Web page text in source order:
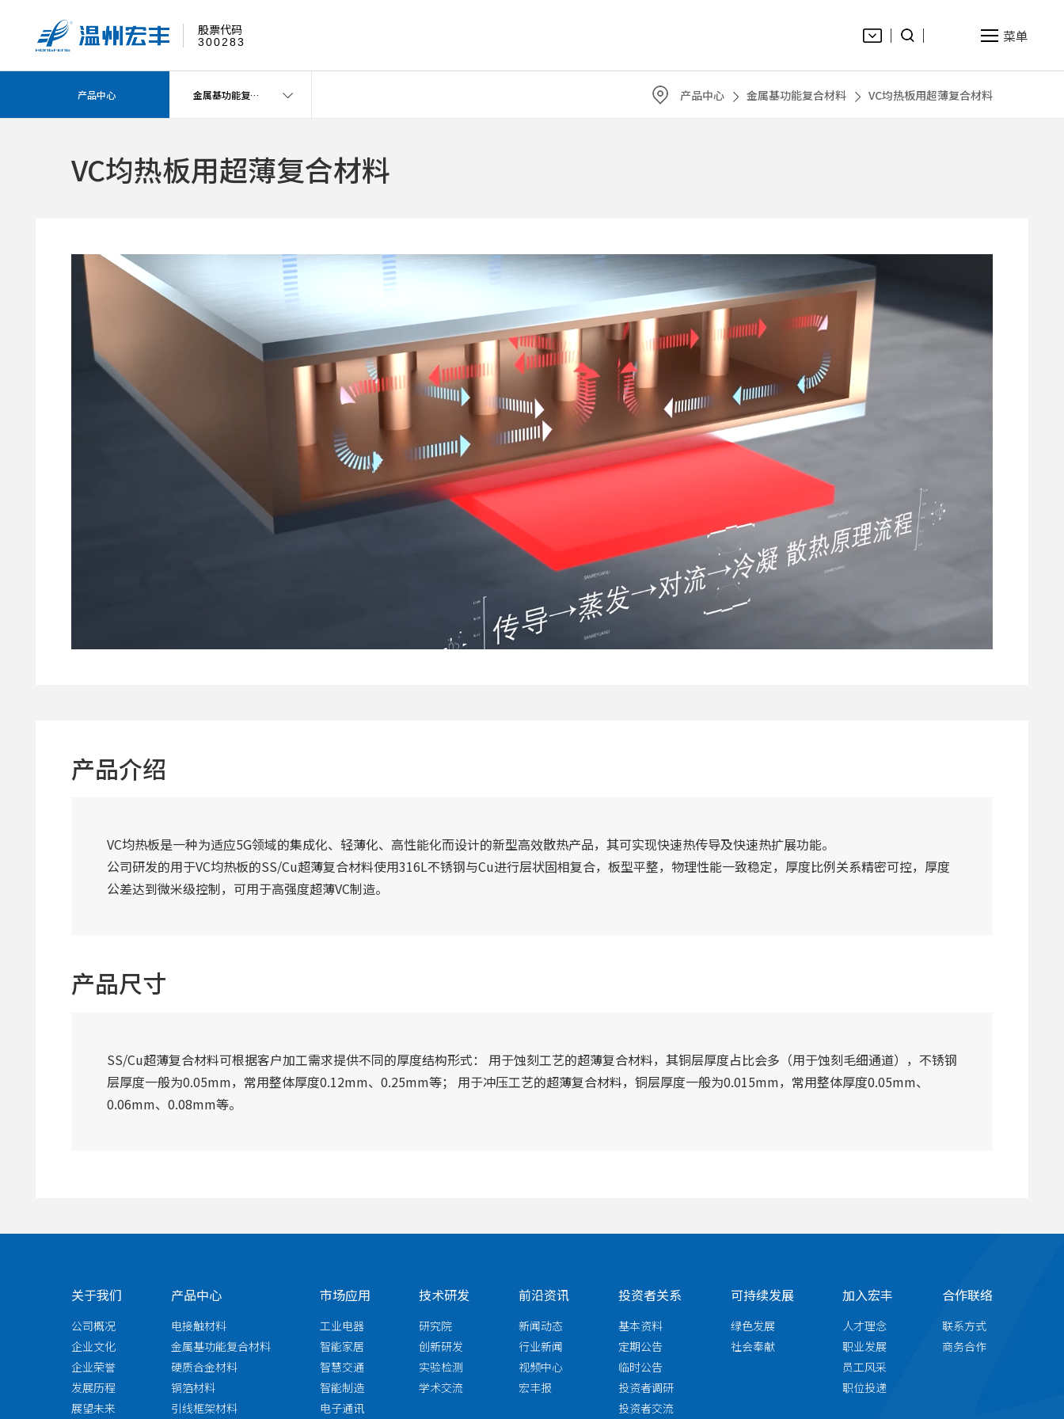
股票代码
300283 菜单
产品中心 金属基功能复合材料 产品中心 金属基功能复合材料 VC均热板用超薄复合材料
VC均热板用超薄复合材料
产品介绍
VC均热板是一种为适应5G领域的集成化、轻薄化、高性能化而设计的新型高效散热产品，其可实现快速热传导及快速热扩展功能。
公司研发的用于VC均热板的SS/Cu超薄复合材料使用316L不锈钢与Cu进行层状固相复合，板型平整，物理性能一致稳定，厚度比例关系精密可控，厚度
公差达到微米级控制，可用于高强度超薄VC制造。
产品尺寸
SS/Cu超薄复合材料可根据客户加工需求提供不同的厚度结构形式： 用于蚀刻工艺的超薄复合材料，其铜层厚度占比会多（用于蚀刻毛细通道），不锈钢
层厚度一般为0.05mm，常用整体厚度0.12mm、0.25mm等； 用于冲压工艺的超薄复合材料，铜层厚度一般为0.015mm，常用整体厚度0.05mm、
0.06mm、0.08mm等。
关于我们
公司概况
企业文化
企业荣誉
发展历程
展望未来
产品中心
电接触材料
金属基功能复合材料
硬质合金材料
铜箔材料
引线框架材料
市场应用
工业电器
智能家居
智慧交通
智能制造
电子通讯
技术研发
研究院
创新研发
实验检测
学术交流
前沿资讯
新闻动态
行业新闻
视频中心
宏丰报
投资者关系
基本资料
定期公告
临时公告
投资者调研
投资者交流
可持续发展
绿色发展
社会奉献
加入宏丰
人才理念
职业发展
员工风采
职位投递
合作联络
联系方式
商务合作